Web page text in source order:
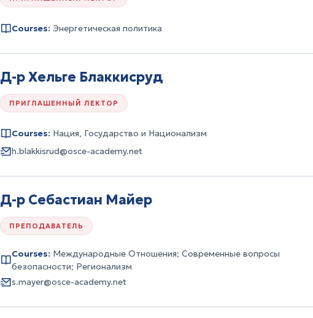
Courses: Энергетическая политика
Д-р Хельге Блаккисруд
ПРИГЛАШЕННЫЙ ЛЕКТОР
Courses: Нация, Государство и Национализм
h.blakkisrud@osce-academy.net
Д-р Себастиан Майер
ПРЕПОДАВАТЕЛЬ
Courses: Международные Отношения; Современные вопросы
безопасности; Регионализм
s.mayer@osce-academy.net